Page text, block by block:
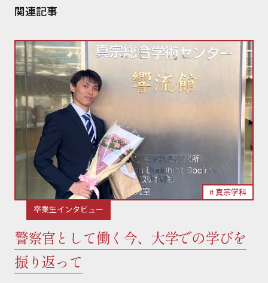
関連記事
真宗学科
卒業生インタビュー
警察官として働く今、大学での学びを
振り返って